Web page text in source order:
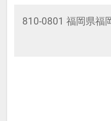
810-0801 福岡県福